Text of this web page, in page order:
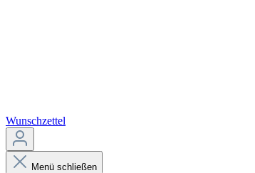
Wunschzettel
Menü schließen